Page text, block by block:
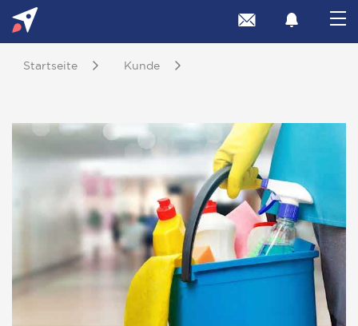
Startseite Kunde